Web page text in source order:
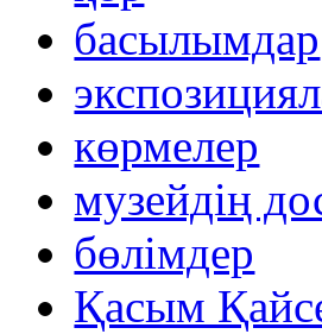
басылымдар
көрмелер
музейдің
бөлімдер
Қасым